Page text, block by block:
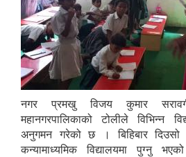
नगर प्रमखु विजय कुमार
महानगरपालिकाको टोलीले विभिन्न
अनुगमन गरेको छ । बिहिबार दिउसो
कन्यामाध्यमिक विद्यालयमा पुग्नु